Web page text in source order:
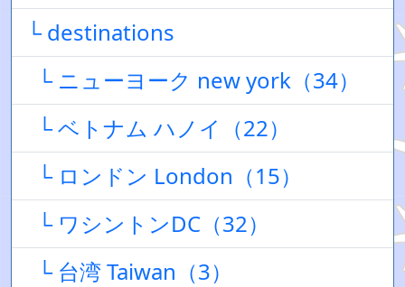
└ destinations
└ ニューヨーク new york（34）
└ ベトナム ハノイ（22）
└ ロンドン London（15）
└ ワシントンDC（32）
└ 台湾 Taiwan（3）